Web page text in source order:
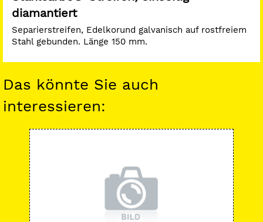
diamantiert
Separierstreifen, Edelkorund galvanisch auf rostfreiem
Stahl gebunden. Länge 150 mm.
Das könnte Sie auch
interessieren: